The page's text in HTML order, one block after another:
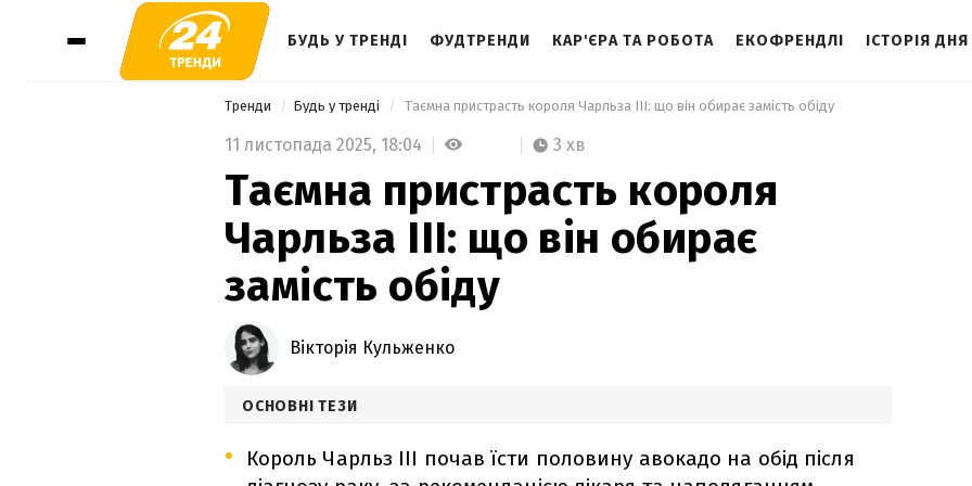
БУДЬ У ТРЕНДІ ФУДТРЕНДИ КАР'ЄРА ТА РОБОТА ЕКОФРЕНДЛІ ІСТОРІЯ ДНЯ
Тренди Будь у тренді Таємна пристрасть короля Чарльза ІІІ: що він обирає замість обіду
11 листопада 2025, 18:04 3 хв
Таємна пристрасть короля
Чарльза ІІІ: що він обирає
замість обіду
Вікторія Кульженко
ОСНОВНІ ТЕЗИ
Король Чарльз ІІІ почав їсти половину авокадо на обід після